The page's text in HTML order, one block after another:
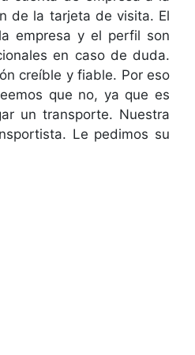
de la tarjeta de visita. El
empresa y el perfil son
en caso de duda.
creíble y fiable. Por eso
que no, ya que es
un transporte. Nuestra
Le pedimos su